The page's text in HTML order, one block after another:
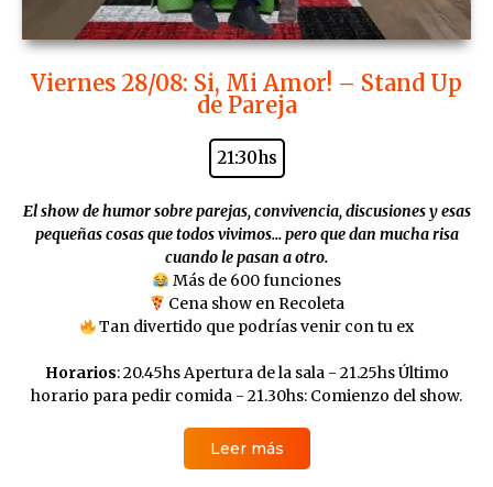
Viernes 28/08: Si, Mi Amor! – Stand Up
de Pareja
21:30hs
El show de humor sobre parejas, convivencia, discusiones y esas
pequeñas cosas que todos vivimos… pero que dan mucha risa
cuando le pasan a otro.
Más de 600 funciones
Cena show en Recoleta
Tan divertido que podrías venir con tu ex
Horarios: 20.45hs Apertura de la sala - 21.25hs Último
horario para pedir comida - 21.30hs: Comienzo del show.
Leer más